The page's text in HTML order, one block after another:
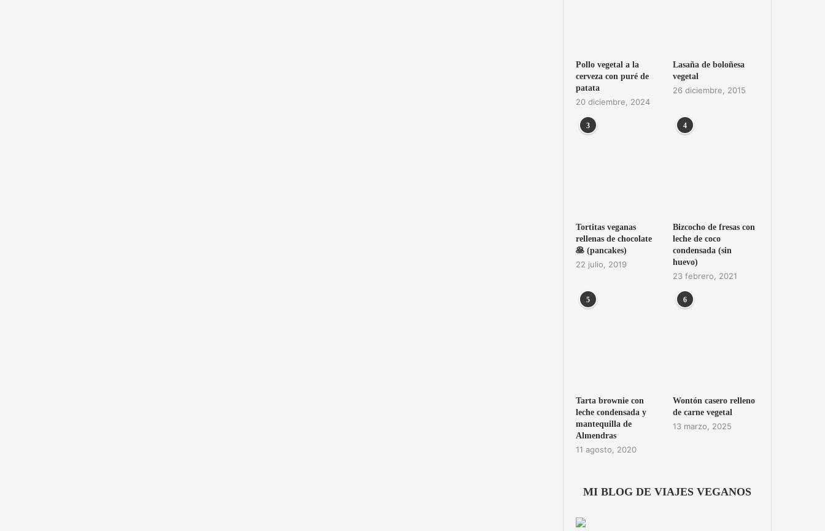
Pollo vegetal a la
cerveza con puré de
patata
20 diciembre, 2024
Lasaña de boloñesa
vegetal
26 diciembre, 2015
3
Tortitas veganas
rellenas de chocolate
🥞 (pancakes)
22 julio, 2019
4
Bizcocho de fresas con
leche de coco
condensada (sin
huevo)
23 febrero, 2021
5
Tarta brownie con
leche condensada y
mantequilla de
Almendras
11 agosto, 2020
6
Wontón casero relleno
de carne vegetal
13 marzo, 2025
MI BLOG DE VIAJES VEGANOS